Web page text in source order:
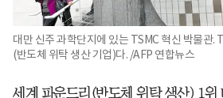
대만 신주 과학단지에 있는 TSMC 혁신 박물관.
(반도체 위탁 생산 기업)다. /AFP 연합뉴스
세계 파운드리(반도체 위탁 생산) 1위